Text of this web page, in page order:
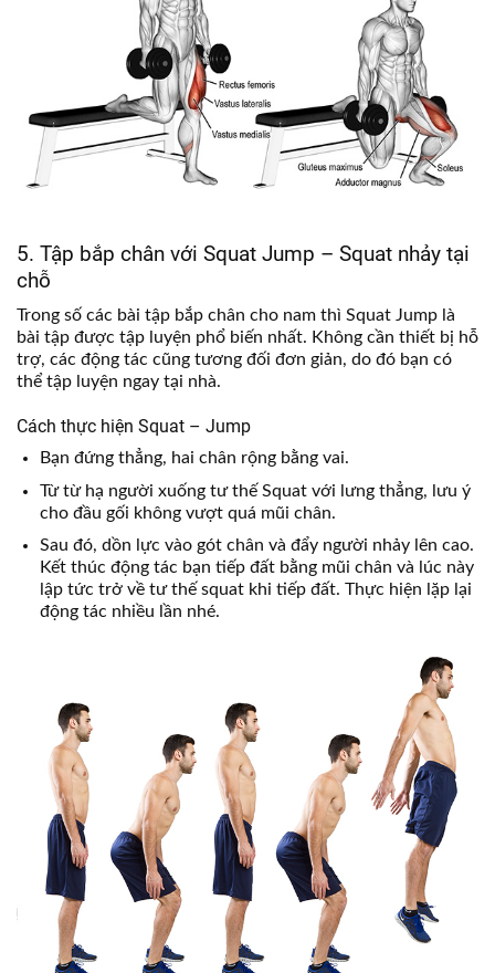
5. Tập bắp chân với Squat Jump – Squat nhảy tại
chỗ
Trong số các bài tập bắp chân cho nam thì Squat Jump là
bài tập được tập luyện phổ biến nhất. Không cần thiết bị hỗ
trợ, các động tác cũng tương đối đơn giản, do đó bạn có
thể tập luyện ngay tại nhà.
Cách thực hiện Squat – Jump
Bạn đứng thẳng, hai chân rộng bằng vai.
Từ từ hạ người xuống tư thế Squat với lưng thẳng, lưu ý
cho đầu gối không vượt quá mũi chân.
Sau đó, dồn lực vào gót chân và đẩy người nhảy lên cao.
Kết thúc động tác bạn tiếp đất bằng mũi chân và lúc này
lập tức trở về tư thế squat khi tiếp đất. Thực hiện lặp lại
động tác nhiều lần nhé.